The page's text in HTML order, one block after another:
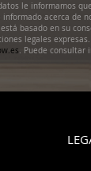
le informamos
informado acerca de
basado en su
legales
. Puede consultar